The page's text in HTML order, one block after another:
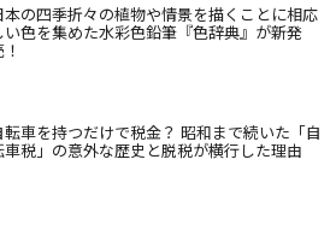
本の四季折々の植物や情景を描くことに相応
い色を集めた水彩色鉛筆『色辞典』が新発
転車を持つだけで税金？ 昭和まで続いた「自
車税」の意外な歴史と脱税が横行した理由